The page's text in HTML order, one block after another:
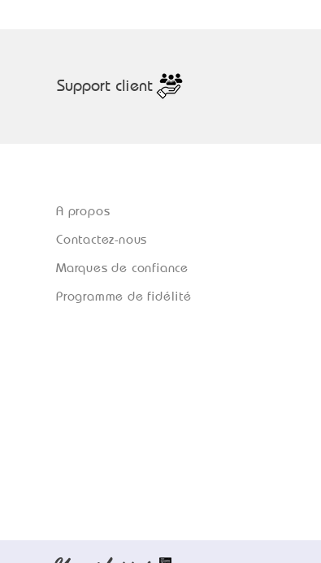
Support client
Programme de fidélité
Marques de confiance
Contactez-nous
A propos